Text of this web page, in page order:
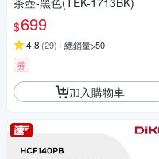
$699
4.8 (29) 總銷量>50
券
加入購物車